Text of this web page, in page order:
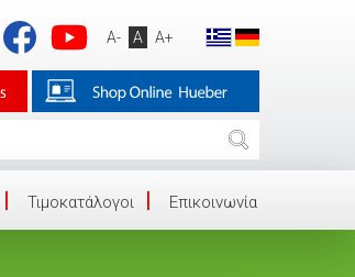
A- A A+
Τιμοκατάλογοι Επικοινωνία